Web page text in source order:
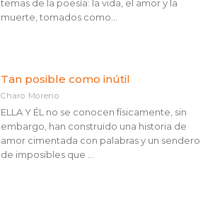
temas de la poesía: la vida, el amor y la
muerte, tomados como...
Tan posible como inútil
Charo Moreno
ELLA Y ÉL no se conocen físicamente, sin
embargo, han construido una historia de
amor cimentada con palabras y un sendero
de imposibles que ...